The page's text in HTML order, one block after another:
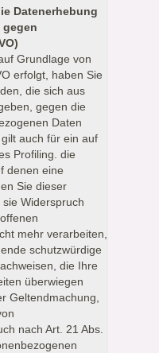
Datenerhebung
gegen
Grundlage von
erfolgt, haben Sie
die sich aus
gegen die
Daten
auch für ein auf
Profiling. die
denen eine
Sie dieser
sie Widerspruch
mehr verarbeiten,
schutzwürdige
die Ihre
überwiegen
Geltendmachung,
nach Art. 21 Abs.